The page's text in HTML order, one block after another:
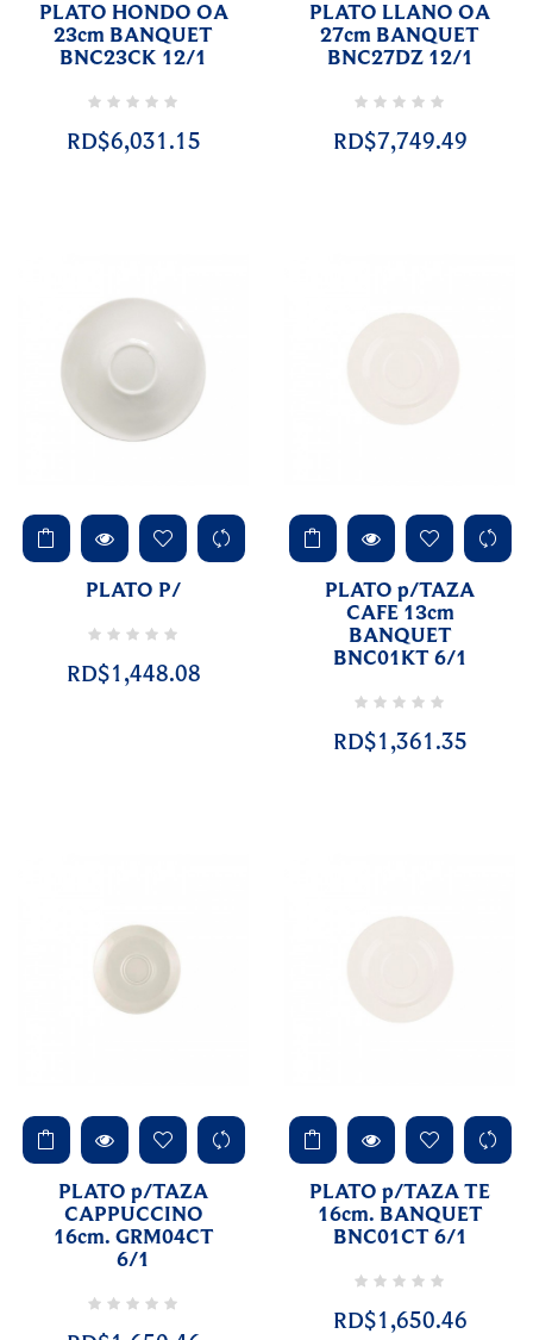
PLATO HONDO OA
23cm BANQUET
BNC23CK 12/1
RD$6,031.15
PLATO LLANO OA
27cm BANQUET
BNC27DZ 12/1
RD$7,749.49
PLATO P/
RD$1,448.08
PLATO p/TAZA
CAFE 13cm
BANQUET
BNC01KT 6/1
RD$1,361.35
PLATO p/TAZA
CAPPUCCINO
16cm. GRM04CT
6/1
PLATO p/TAZA TE
16cm. BANQUET
BNC01CT 6/1
RD$1,650.46